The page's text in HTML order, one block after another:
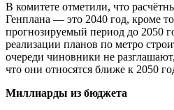
В комитете отметили, что
Генплана — это 2040 год, кроме
прогнозируемый период до 2050
реализации планов по метро
очереди чиновники не
что они относятся ближе к 2050
Миллиарды из бюджета